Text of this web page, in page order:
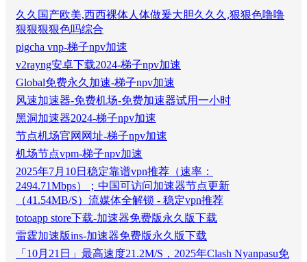
久久国产欧美,西西裸体人体做爰大胆久久久,狠狠色噜噜
狠狠狠狠色吗综合
pigcha vnp-梯子npv加速
v2rayng安卓下载2024-梯子npv加速
Global免费永久加速-梯子npv加速
风速加速器-免费机场-免费加速器试用一小时
黑洞加速器2024-梯子npv加速
节点机场官网网址-梯子npv加速
机场节点vpm-梯子npv加速
2025年7月10日稳定靠谱vpn推荐（速率：
2494.71Mbps）；中国可访问加速器节点更新
（41.54MB/S）流媒体全解锁 - 稳定vpn推荐
totoapp store下载-加速器免费版永久版下载
雷霆加速版ins-加速器免费版永久版下载
「10月21日」最高速度21.2M/S，2025年Clash Nyanpasu免